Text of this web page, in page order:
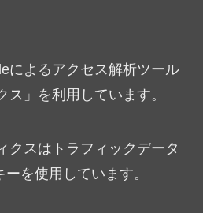
によるアクセス解析ツール
ス」を利用しています。
クスはトラフィックデータ
を使用しています。